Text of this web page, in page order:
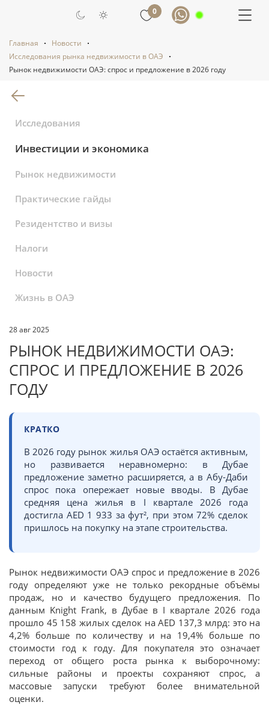
0
Главная
Новости
Исследования рынка недвижимости в ОАЭ
Рынок недвижимости ОАЭ: спрос и предложение в 2026 году
Исследования
Инвестиции и экономика
Рынок недвижимости
Практические гайды
Резидентство и визы
Налоги
Новости
Жизнь в ОАЭ
28 авг 2025
РЫНОК НЕДВИЖИМОСТИ ОАЭ:
СПРОС И ПРЕДЛОЖЕНИЕ В 2026
ГОДУ
КРАТКО
В 2026 году рынок жилья ОАЭ остаётся активным,
но развивается неравномерно: в Дубае
предложение заметно расширяется, а в Абу-Даби
спрос пока опережает новые вводы. В Дубае
средняя цена жилья в I квартале 2026 года
достигла AED 1 933 за фут², при этом 72% сделок
пришлось на покупку на этапе строительства.
Рынок недвижимости ОАЭ спрос и предложение в 2026
году определяют уже не только рекордные объёмы
продаж, но и качество будущего предложения. По
данным Knight Frank, в Дубае в I квартале 2026 года
прошло 45 158 жилых сделок на AED 137,3 млрд: это на
4,2% больше по количеству и на 19,4% больше по
стоимости год к году. Для покупателя это означает
переход от общего роста рынка к выборочному:
сильные районы и проекты сохраняют спрос, а
массовые запуски требуют более внимательной
оценки.